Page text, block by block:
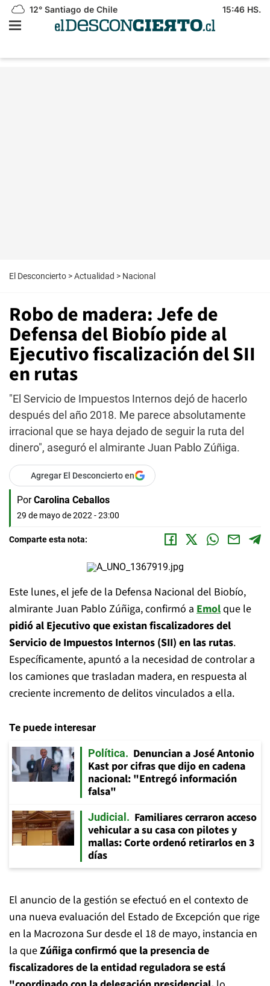
12° Santiago de Chile 15:46 HS.
El Desconcierto >Actualidad > Nacional
Robo de madera: Jefe de
Defensa del Biobío pide al
Ejecutivo fiscalización del SII
en rutas
"El Servicio de Impuestos Internos dejó de hacerlo
después del año 2018. Me parece absolutamente
irracional que se haya dejado de seguir la ruta del
dinero", aseguró el almirante Juan Pablo Zúñiga.
Agregar El Desconcierto en
Por Carolina Ceballos
29 de mayo de 2022 - 23:00
Comparte esta nota:
Este lunes, el jefe de la Defensa Nacional del Biobío,
almirante Juan Pablo Zúñiga, confirmó a Emolque le
pidió al Ejecutivo que existan fiscalizadores del
Servicio de Impuestos Internos (SII) en las rutas.
Específicamente, apuntó a la necesidad de controlar a
los camiones que trasladan madera, en respuesta al
creciente incremento de delitos vinculados a ella.
Te puede interesar
Política
Denuncian a José Antonio
Kast por cifras que dijo en cadena
nacional: "Entregó información
falsa"
Judicial
Familiares cerraron acceso
vehicular a su casa con pilotes y
mallas: Corte ordenó retirarlos en 3
días
El anuncio de la gestión se efectuó en el contexto de
una nueva evaluación del Estado de Excepción que rige
en la Macrozona Sur desde el 18 de mayo, instancia en
la queZúñiga confirmó que la presencia de
fiscalizadores de la entidad reguladora se está